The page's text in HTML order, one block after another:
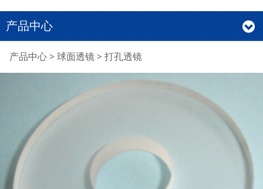
产品中心
打孔透镜
产品中心> 球面透镜> 打孔透镜